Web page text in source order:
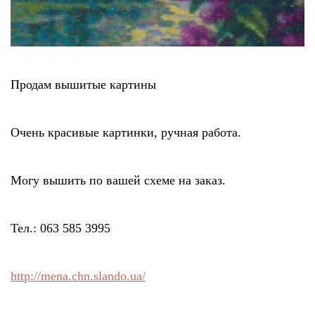
Продам вышитые картины
Очень красивые картинки, ручная работа.
Могу вышить по вашей схеме на заказ.
Тел.: 063 585 3995
http://mena.chn.slando.ua/